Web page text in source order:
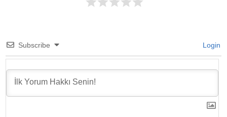
Subscribe Login